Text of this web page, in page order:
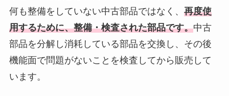
何も整備をしていない中古部品ではなく、 再度使
用するために、整備・検査された部品です。中古
部品を分解し消耗している部品を交換し、その後
機能面で問題がないことを検査してから販売して
います。